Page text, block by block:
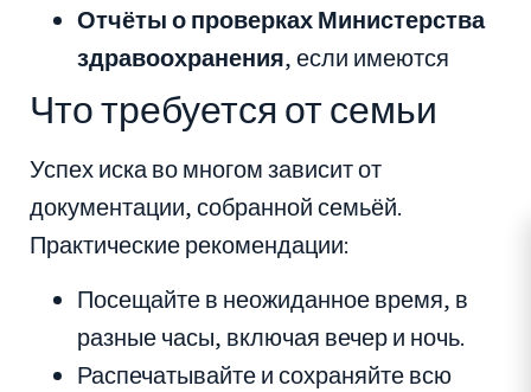
Отчёты о проверках Министерства
здравоохранения, если имеются
Что требуется от семьи
Успех иска во многом зависит от
документации, собранной семьёй.
Практические рекомендации:
Посещайте в неожиданное время, в
разные часы, включая вечер и ночь.
Распечатывайте и сохраняйте всю